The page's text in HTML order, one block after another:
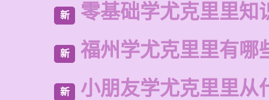
新 零基础学尤克里里知
新 福州学尤克里里有哪
新 小朋友学尤克里里从